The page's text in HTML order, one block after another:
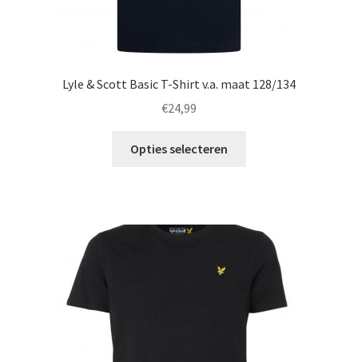
Lyle & Scott Basic T-Shirt v.a. maat 128/134
€24,99
Opties selecteren
Deze
gekozen
worden